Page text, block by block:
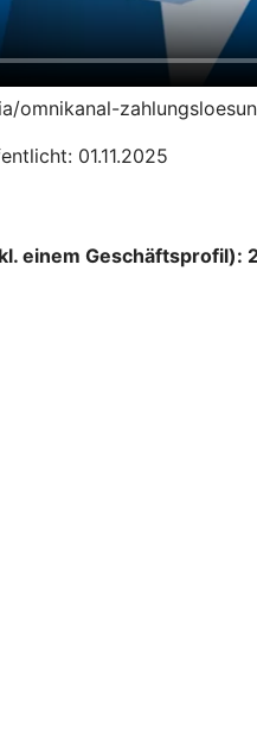
omnikanal-
01.11.2025
einem Geschäftsprofil):